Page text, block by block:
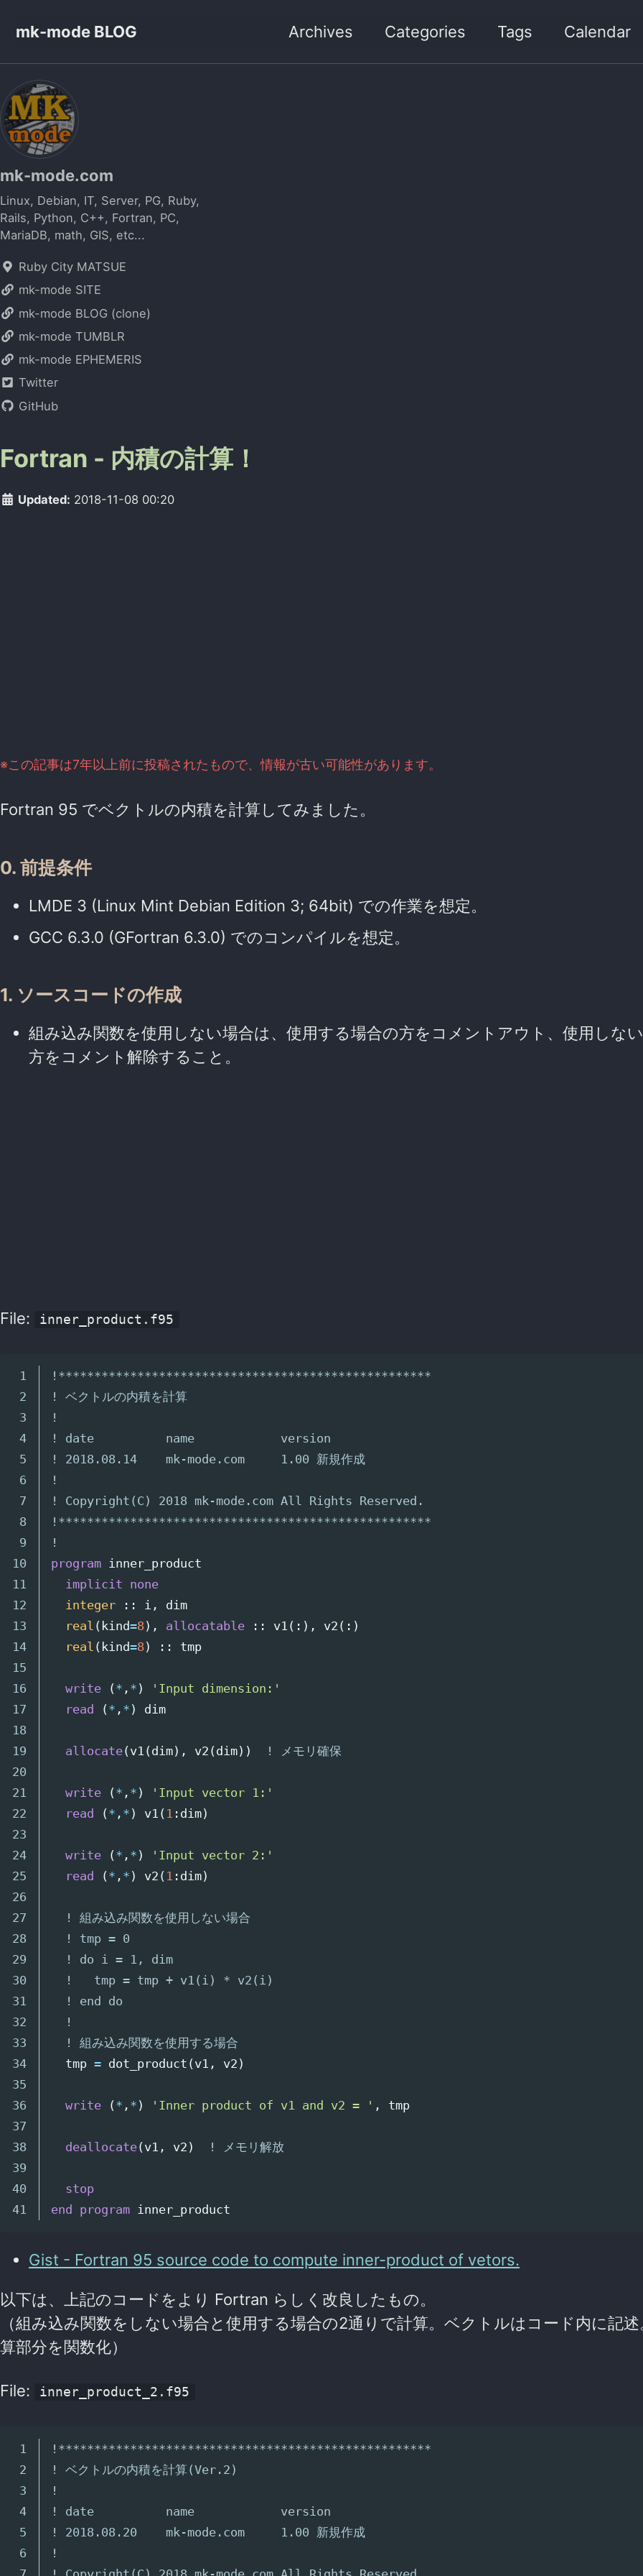
mk-mode BLOG Archives Categories Tags Calendar
mk-mode.com
Linux, Debian, IT, Server, PG, Ruby,
Rails, Python, C++, Fortran, PC,
MariaDB, math, GIS, etc...
Ruby City MATSUE
mk-mode SITE
mk-mode BLOG (clone)
mk-mode TUMBLR
mk-mode EPHEMERIS
Twitter
GitHub
Fortran - 内積の計算！
Updated: 2018-11-08 00:20
※この記事は7年以上前に投稿されたもので、情報が古い可能性があります。
Fortran 95 でベクトルの内積を計算してみました。
0. 前提条件
LMDE 3 (Linux Mint Debian Edition 3; 64bit) での作業を想定。
GCC 6.3.0 (GFortran 6.3.0) でのコンパイルを想定。
1. ソースコードの作成
組み込み関数を使用しない場合は、使用する場合の方をコメントアウト、使用しな
方をコメント解除すること。
File: inner_product.f95
1
2
3
4
5
6
7
8
9
10
11
12
13
14
15
16
17
18
19
20
21
22
23
24
25
26
27
28
29
30
31
32
33
34
35
36
37
38
39
40
!****************************************************
! ベクトルの内積を計算
!
! date          name            version
! 2018.08.14    mk-mode.com     1.00 新規作成
!
! Copyright(C) 2018 mk-mode.com All Rights Reserved.
!****************************************************
!
program inner_product
implicit
none
integer
:: i ,
dim
real ( kind=8 ), allocatable :: v1 (:), v2 (:)
real ( kind=8 ) :: tmp
write ( * , * )
'Input dimension:'
read
( * , * ) dim
allocate( v1 ( dim), v2 ( dim)) ! メモリ確保
write ( * , * )
'Input vector 1:'
read
( * , * ) v1 ( 1 : dim)
write ( * , * )
'Input vector 2:'
read
( * , * ) v2 ( 1 : dim)
! 組み込み関数を使用しない場合
! tmp = 0
! do i = 1, dim
!   tmp = tmp + v1(i) * v2(i)
! end do
!
! 組み込み関数を使用する場合
tmp = dot_product ( v1 , v2 )
write ( * , * ) 'Inner product of v1 and v2 = ' , tmp
deallocate( v1 , v2 ) ! メモリ解放
stop
end
program inner_product
Gist - Fortran 95 source code to compute inner-product of vetors.
以下は、上記のコードをより Fortran らしく改良したもの。
（組み込み関数をしない場合と使用する場合の2通りで計算。ベクトルはコード内に記
算部分を関数化）
File: inner_product_2.f95
1
2
3
4
5
6
!****************************************************
! ベクトルの内積を計算(Ver.2)
!
! date          name            version
! 2018.08.20    mk-mode.com     1.00 新規作成
!